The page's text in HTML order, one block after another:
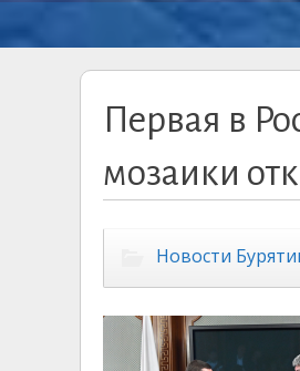
Первая в
мозаики
Новости